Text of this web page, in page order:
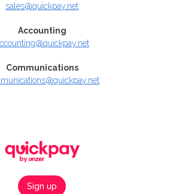
Sign up
sales@quickpay.net
Accounting
Communications